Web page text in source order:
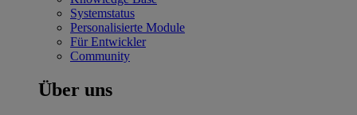
Systemstatus
Personalisierte Module
Für Entwickler
Community
Über uns